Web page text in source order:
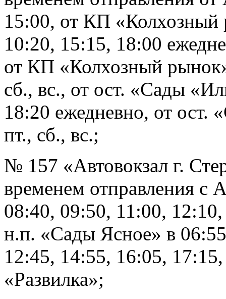
15:00, от КП «Колхозный
10:20, 15:15, 18:00
от КП «Колхозный
сб., вс., от ост. «Сады
18:20 ежедневно, от ост.
пт., сб., вс.;
№ 157 «Автовокзал г.
временем отправления с
08:40, 09:50, 11:00,
н.п. «Сады Ясное» в
12:45, 14:55, 16:05,
«Развилка»;